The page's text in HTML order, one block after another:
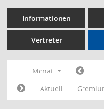
Informationen
Vertreter
Monat
Aktuell